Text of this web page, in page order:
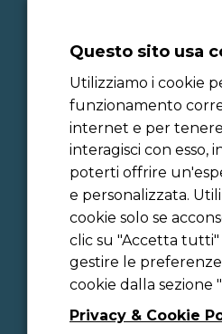
LINK
Candidati da considerare
rapporto di
Consulenti e liberi
Persone interessate
Navigatori
Referenti presso
Referenti presso
Questo sito usa
Utilizziamo i cookie
funzionamento
internet e per
interagisci con esso,
poterti offrire
e personalizzata.
cookie solo se
clic su "Accetta
gestire le
cookie dalla sezione
Privacy & Cookie